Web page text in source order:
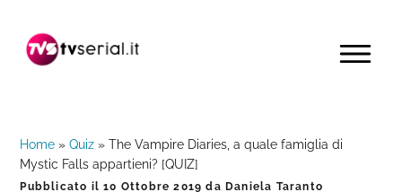
navigazione
contenuto
barra
MENU
Home »Quiz »The Vampire Diaries, a quale famiglia di
Mystic Falls appartieni? [QUIZ]
Pubblicato il10 Ottobre 2019 da Daniela Taranto